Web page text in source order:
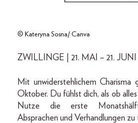
© Kateryna Sosna/ Canva
ZWILLINGE | 21. MAI – 21. JUNI
Mit unwiderstehlichem Charisma
Oktober. Du fühlst dich, als ob
Nutze die erste
Absprachen und Verhandlungen zu